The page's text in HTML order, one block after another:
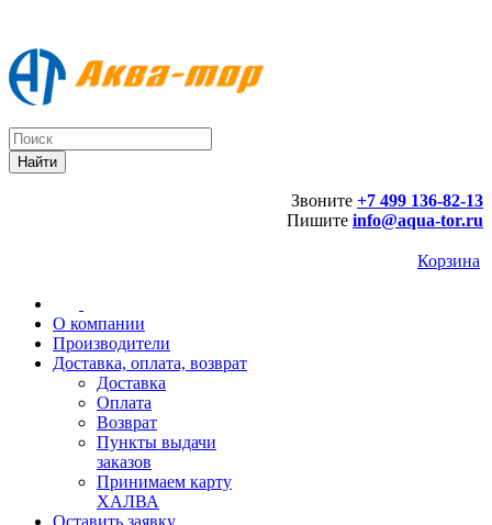
Звоните +7 499 136-82-13
Пишите info@aqua-tor.ru
Корзина
О компании
Производители
Доставка, оплата, возврат
Доставка
Оплата
Возврат
Пункты выдачи
заказов
Принимаем карту
ХАЛВА
Оставить заявку